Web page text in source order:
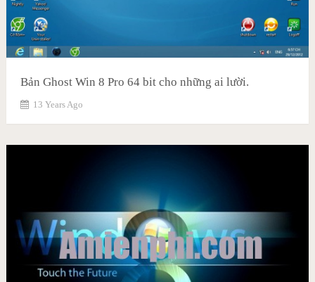
Bản Ghost Win 8 Pro 64 bit cho những ai lười.
13 Years Ago